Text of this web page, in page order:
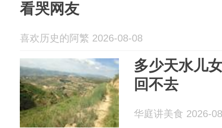
看哭网友
喜欢历史的阿繁 2026-08-08
多少天水儿
回不去
华庭讲美食 2026-